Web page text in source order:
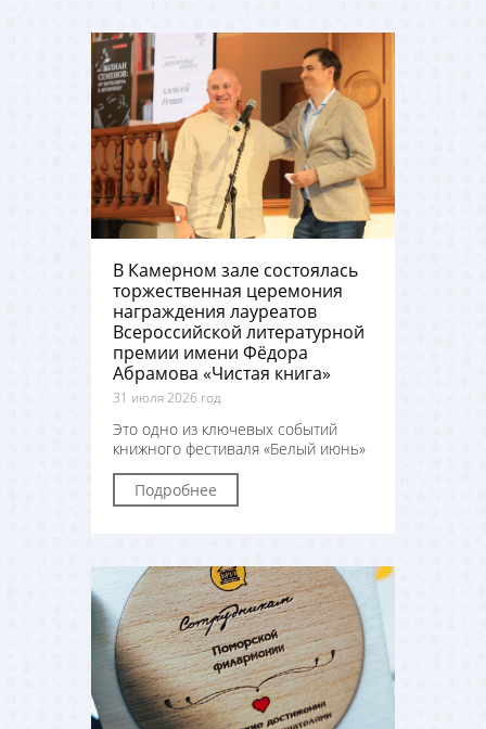
В Камерном зале состоялась
торжественная церемония
награждения лауреатов
Всероссийской литературной
премии имени Фёдора
Абрамова «Чистая книга»
31 июля 2026 год
Это одно из ключевых событий
книжного фестиваля «Белый июнь»
Подробнее